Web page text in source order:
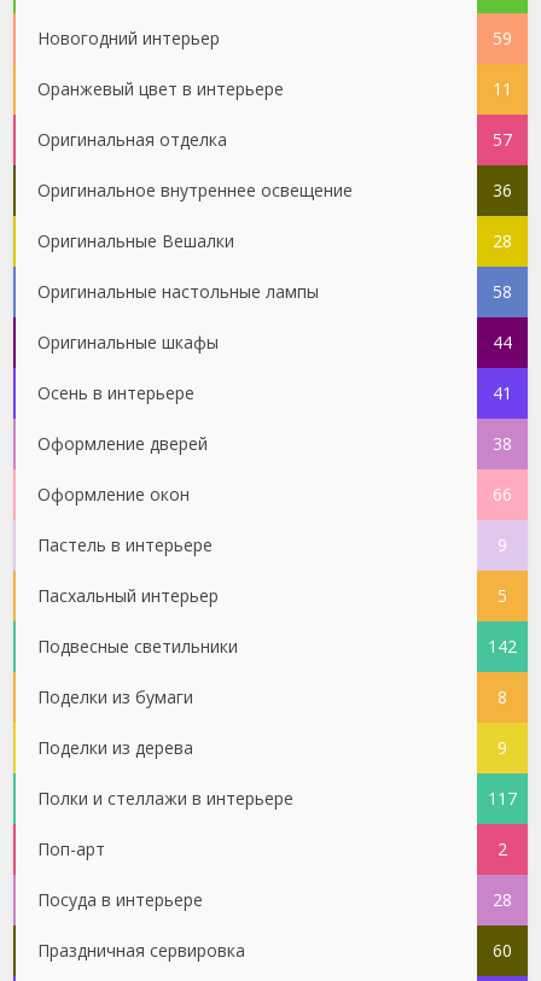
Новогодний интерьер 59
Оранжевый цвет в интерьере 11
Оригинальная отделка 57
Оригинальное внутреннее освещение 36
Оригинальные Вешалки 28
Оригинальные настольные лампы 58
Оригинальные шкафы 44
Осень в интерьере 41
Оформление дверей 38
Оформление окон 66
Пастель в интерьере 9
Пасхальный интерьер 5
Подвесные светильники 142
Поделки из бумаги 8
Поделки из дерева 9
Полки и стеллажи в интерьере 117
Поп-арт 2
Посуда в интерьере 28
Праздничная сервировка 60